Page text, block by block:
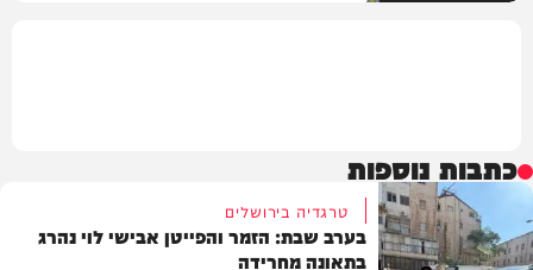
כתבות נוספות
טרגדיה בירושלים
בערב שבת: הזמר והפייטן אבישי לוי נהרג
בתאונה מחרידה